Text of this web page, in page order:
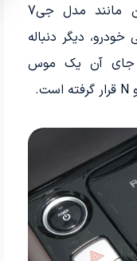
بودند، تقریباً سایر بخش‌های کابین مانند مدل جی7
خودرو، دیگر دنباله
جای آن یک موس